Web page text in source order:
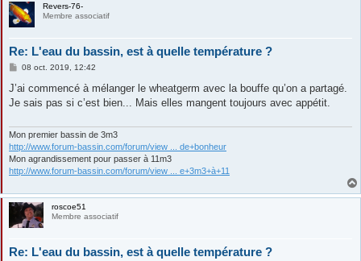
Revers-76-
Membre associatif
Re: L'eau du bassin, est à quelle température ?
M
s
a
08 oct. 2019, 12:42
J’ai commencé à mélanger le wheatgerm avec la bouffe qu’on a partagé.
Je sais pas si c’est bien... Mais elles mangent toujours avec appétit.
Mon premier bassin de 3m3
http://www.forum-bassin.com/forum/view ... de+bonheur
Mon agrandissement pour passer à 11m3
http://www.forum-bassin.com/forum/view ... e+3m3+à+11
roscoe51
Membre associatif
Re: L'eau du bassin, est à quelle température ?